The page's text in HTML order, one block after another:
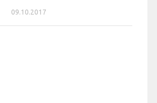
09.10.2017